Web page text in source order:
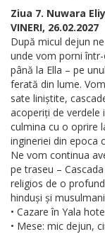
Ziua 7. Nuwara
VINERI, 26.02.2027
După micul dejun
unde vom porni
până la Ella – pe
ferată din lume.
sate liniștite,
acoperiți de verdele
culmina cu o oprire
ingineriei din epoca
Ne vom continua
pe traseu –
religios de o
hinduși și
• Cazare în Yala
• Mese: mic dejun,